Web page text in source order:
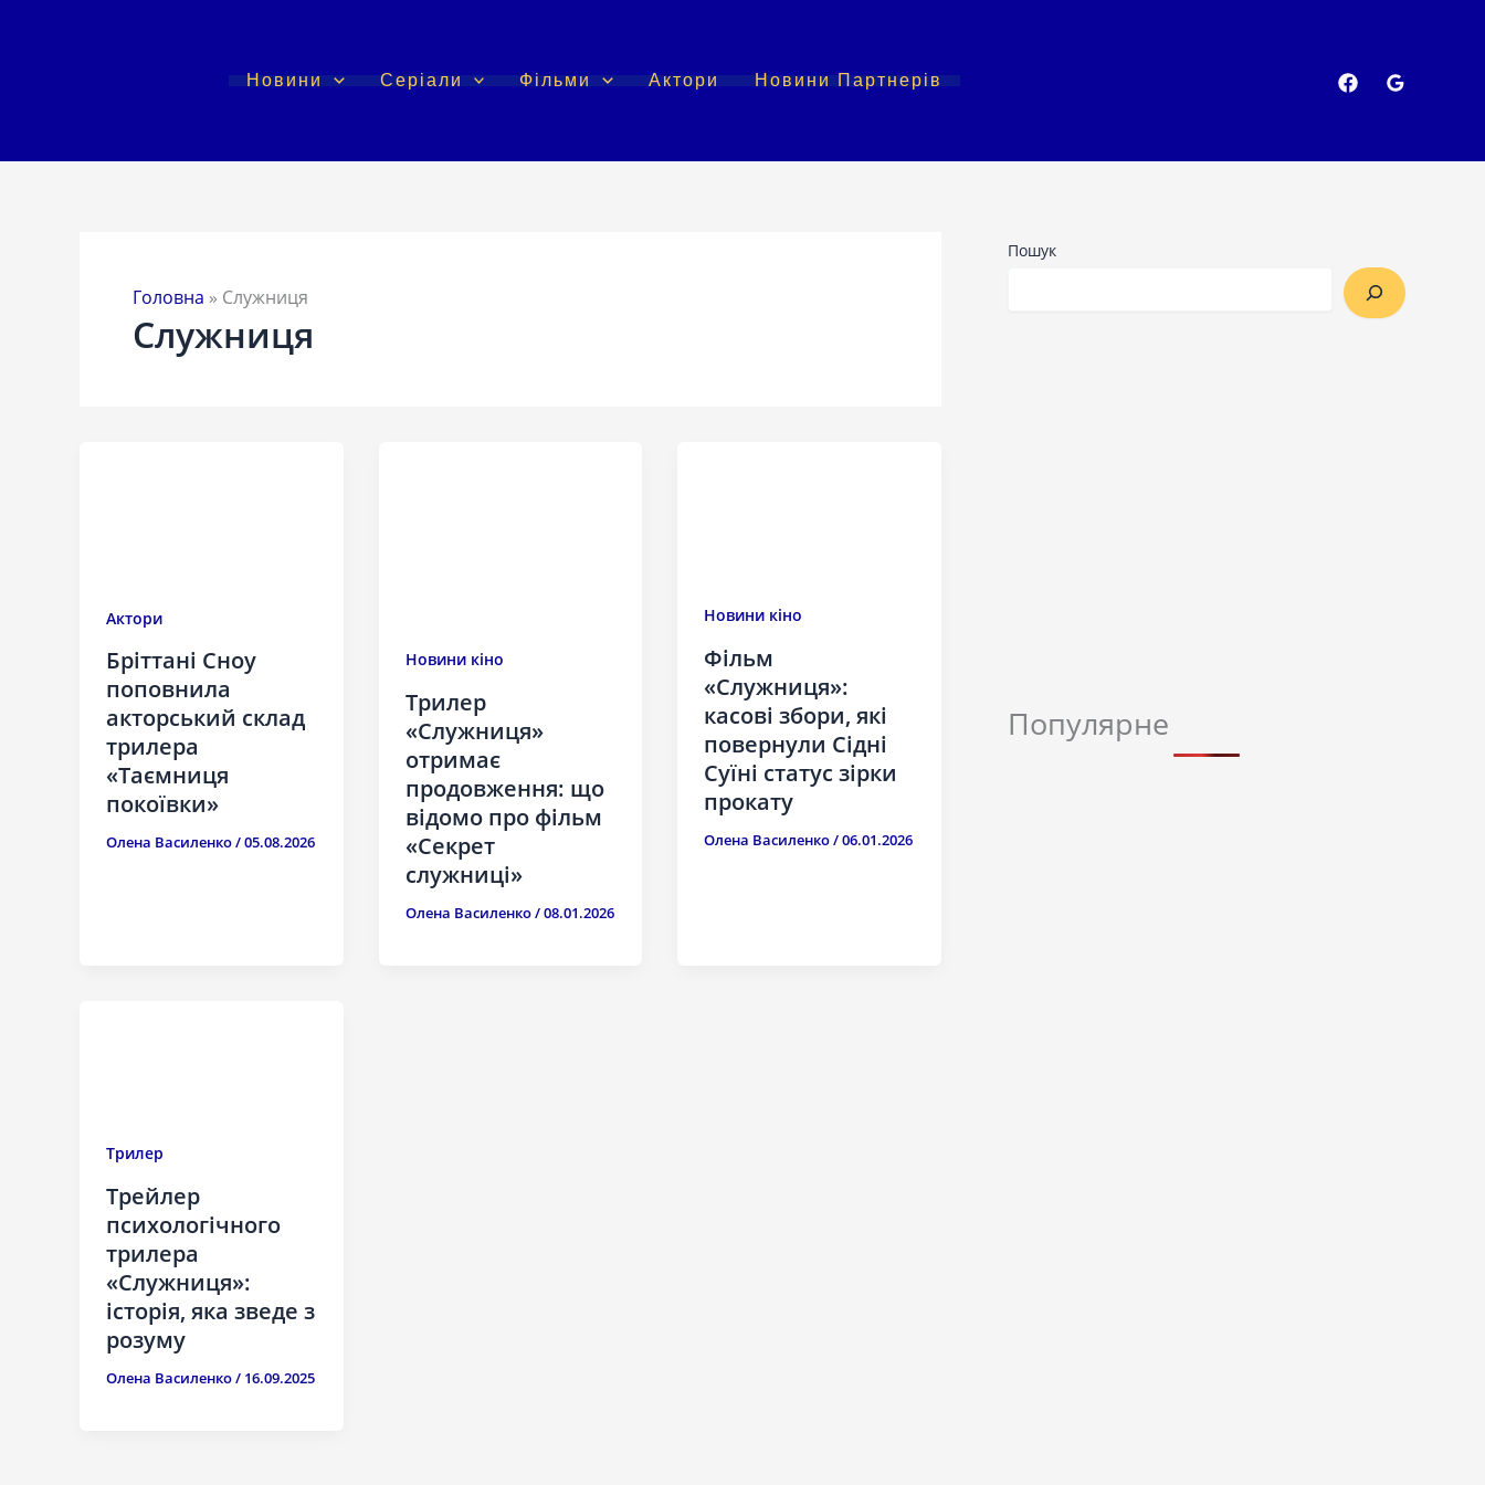
Новини Серіали Фільми Актори Новини Партнерів
Головна » Служниця
Служниця
Актори
Бріттані Сноу
поповнила
акторський склад
трилера
«Таємниця
покоївки»
Олена Василенко/05.08.2026
Новини кіно
Трилер
«Служниця»
отримає
продовження: що
відомо про фільм
«Секрет
служниці»
Олена Василенко/08.01.2026
Новини кіно
Фільм
«Служниця»:
касові збори, які
повернули Сідні
Суїні статус зірки
прокату
Олена Василенко/06.01.2026
Трилер
Трейлер
психологічного
трилера
«Служниця»:
історія, яка зведе з
розуму
Олена Василенко/ 16.09.2025
Пошук
Популярне